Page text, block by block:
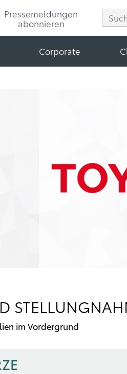
Pressemeldungen
abonnieren
Corporate
im Vordergrund